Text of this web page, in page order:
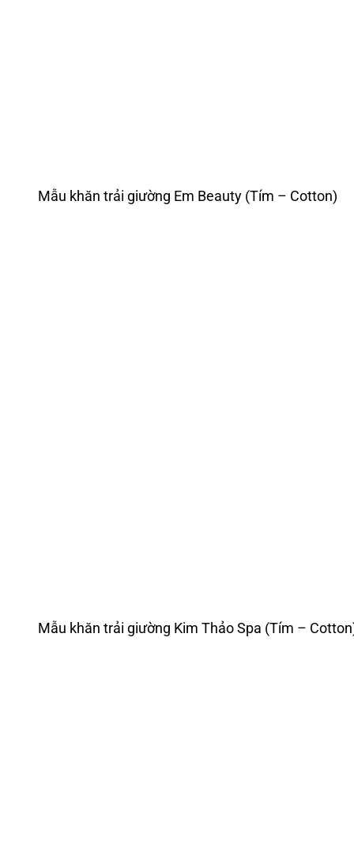
Mẫu khăn trải giường Em Beauty (Tím – Cotton)
Mẫu khăn trải giường Kim Thảo Spa (Tím –